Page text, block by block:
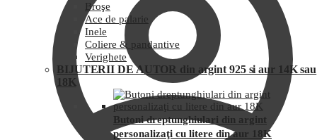
Broşe
Ace de palarie
Inele
Coliere & pandantive
Verighete
BIJUTERII DE AUTOR din argint 925 si aur 14K sau
18K
Butoni dreptunghiulari din argint
personalizaţi cu litere din aur 18K